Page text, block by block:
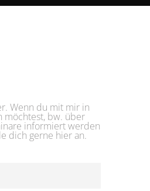
Wenn du mit mir in
möchtest, bw. über
informiert werden
dich gerne hier an.